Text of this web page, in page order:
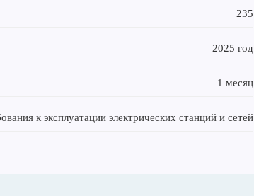
235
2025 год
1 месяц
к эксплуатации электрических станций и сетей